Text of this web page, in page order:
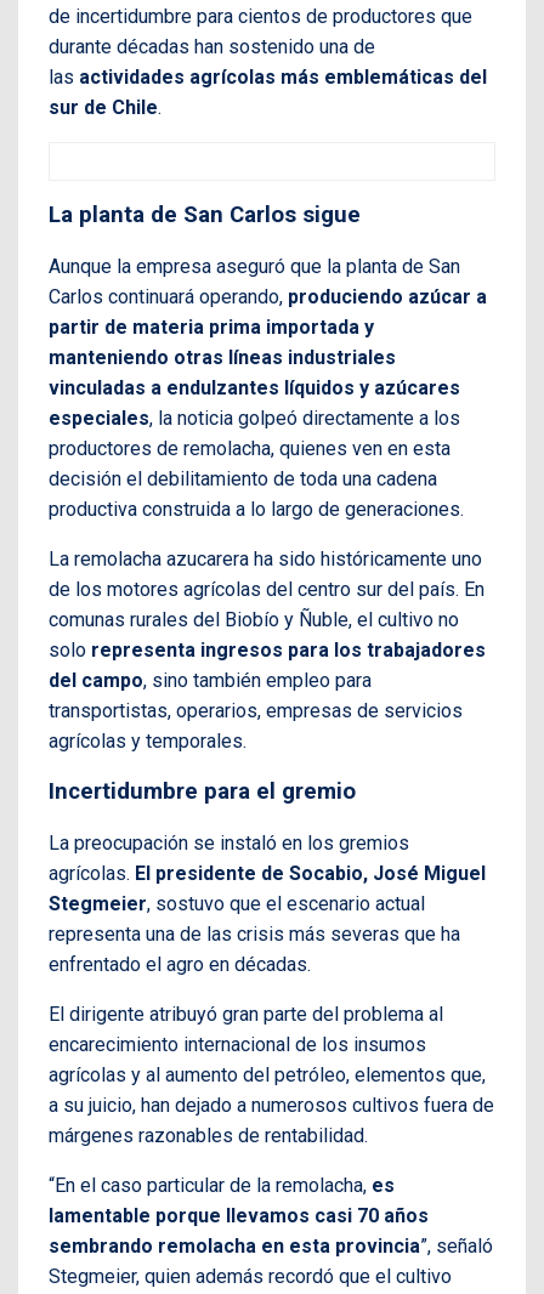
de incertidumbre para cientos de productores que
durante décadas han sostenido una de
las actividades agrícolas más emblemáticas del
sur de Chile.
La planta de San Carlos sigue
Aunque la empresa aseguró que la planta de San
Carlos continuará operando, produciendo azúcar a
partir de materia prima importada y
manteniendo otras líneas industriales
vinculadas a endulzantes líquidos y azúcares
especiales, la noticia golpeó directamente a los
productores de remolacha, quienes ven en esta
decisión el debilitamiento de toda una cadena
productiva construida a lo largo de generaciones.
La remolacha azucarera ha sido históricamente uno
de los motores agrícolas del centro sur del país. En
comunas rurales del Biobío y Ñuble, el cultivo no
solo representa ingresos para los trabajadores
del campo, sino también empleo para
transportistas, operarios, empresas de servicios
agrícolas y temporales.
Incertidumbre para el gremio
La preocupación se instaló en los gremios
agrícolas. El presidente de Socabio, José Miguel
Stegmeier, sostuvo que el escenario actual
representa una de las crisis más severas que ha
enfrentado el agro en décadas.
El dirigente atribuyó gran parte del problema al
encarecimiento internacional de los insumos
agrícolas y al aumento del petróleo, elementos que,
a su juicio, han dejado a numerosos cultivos fuera de
márgenes razonables de rentabilidad.
“En el caso particular de la remolacha, es
lamentable porque llevamos casi 70 años
sembrando remolacha en esta provincia”, señaló
Stegmeier, quien además recordó que el cultivo